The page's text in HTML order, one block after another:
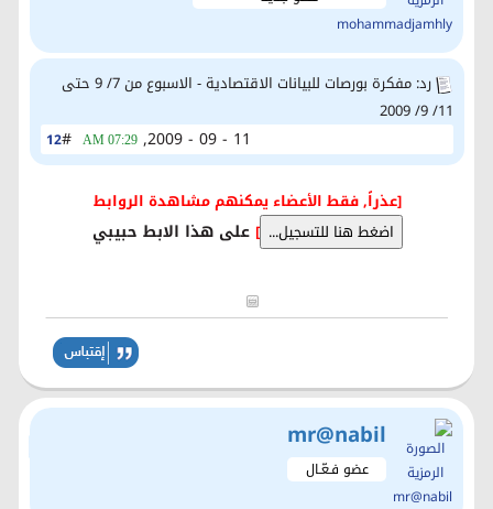
رد: مفكرة بورصات للبيانات الاقتصادية - الاسبوع من 7/ 9 حتى
11/ 9/ 2009
12# 11 - 09 - 2009,
07:29 AM
[عذراً, فقط الأعضاء يمكنهم مشاهدة الروابط
] على هذا الابط حبيبي
mr@nabil
عضو فـعّـال